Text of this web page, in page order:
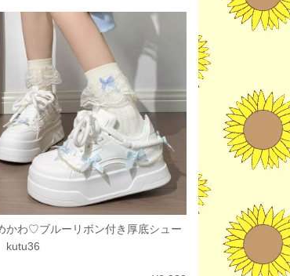
かわ♡ブルーリボン付き厚底シュー